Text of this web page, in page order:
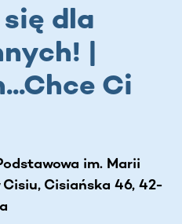
dla
|
Ci
im. Marii
Cisiańska 46, 42-